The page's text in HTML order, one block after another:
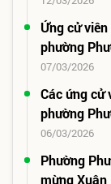
Ứng cử
phường
07/03/2026
Các ứng cử
phường
06/03/2026
Phường
mừng Xuân